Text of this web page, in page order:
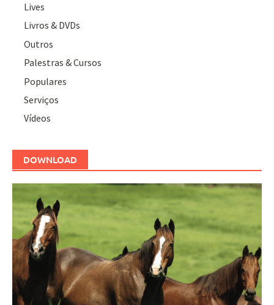
Lives
Livros & DVDs
Outros
Palestras & Cursos
Populares
Serviços
Vídeos
DOWNLOAD